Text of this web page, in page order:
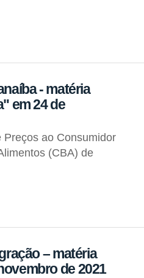
- matéria
em 24 de
ao Consumidor
(CBA) de
– matéria
de 2021